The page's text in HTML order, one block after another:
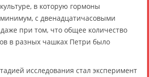
в которую гормоны
минимум, с двенадцатичасовыми
при том, что общее количество
в разных чашках Петри было
исследования стал эксперимент